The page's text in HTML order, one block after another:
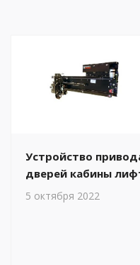
Устройство
дверей кабины
5 октября 2022